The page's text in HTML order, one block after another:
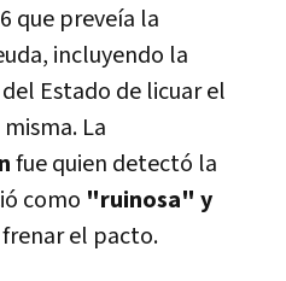
que preveía la
incluyendo la
Estado de licuar el
La
fue quien detectó la
como "ruinosa" y
el pacto.